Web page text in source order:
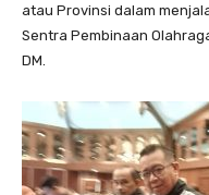
atau Provinsi dalam
Sentra Pembinaan
DM.